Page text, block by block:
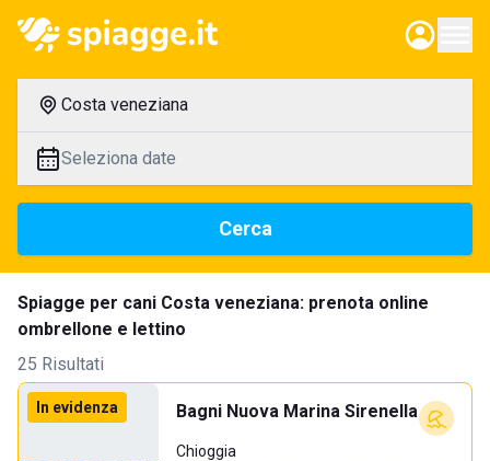
Costa veneziana
Seleziona date
Cerca
Spiagge per cani Costa veneziana: prenota online
ombrellone e lettino
25 Risultati
In evidenza Bagni Nuova Marina Sirenella
Chioggia